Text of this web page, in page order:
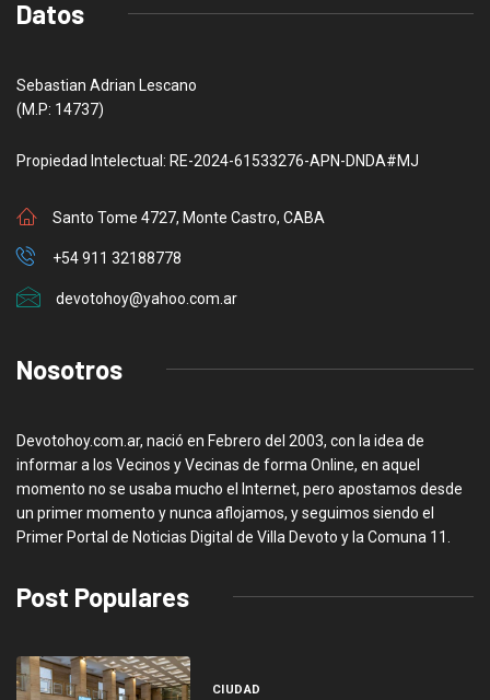
Datos
Sebastian Adrian Lescano
(M.P: 14737)
Propiedad Intelectual: RE-2024-61533276-APN-DNDA#MJ
Santo Tome 4727, Monte Castro, CABA
+54 911 32188778
devotohoy@yahoo.com.ar
Nosotros
Devotohoy.com.ar, nació en Febrero del 2003, con la idea de
informar a los Vecinos y Vecinas de forma Online, en aquel
momento no se usaba mucho el Internet, pero apostamos desde
un primer momento y nunca aflojamos, y seguimos siendo el
Primer Portal de Noticias Digital de Villa Devoto y la Comuna 11.
Post Populares
CIUDAD